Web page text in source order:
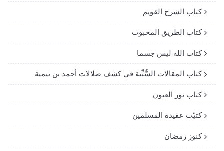
كتاب الشرح القويم
كتاب الطريق المحبوب
كتاب الله ليس جسما
كتاب المقالات السُّنِّية في كشف ضلالات أحمد بن تيمية
كتاب نور العيون
كتيّب عقيدة المسلمين
كنوز رمضان